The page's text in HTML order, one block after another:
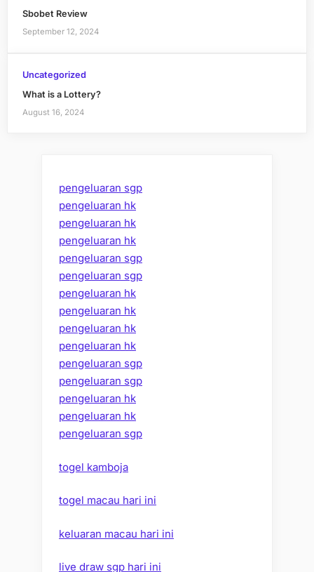
Sbobet Review
September 12, 2024
Uncategorized
What is a Lottery?
August 16, 2024
pengeluaran sgp
pengeluaran hk
pengeluaran hk
pengeluaran hk
pengeluaran sgp
pengeluaran sgp
pengeluaran hk
pengeluaran hk
pengeluaran hk
pengeluaran hk
pengeluaran sgp
pengeluaran sgp
pengeluaran hk
pengeluaran hk
pengeluaran sgp
togel kamboja
togel macau hari ini
keluaran macau hari ini
live draw sgp hari ini